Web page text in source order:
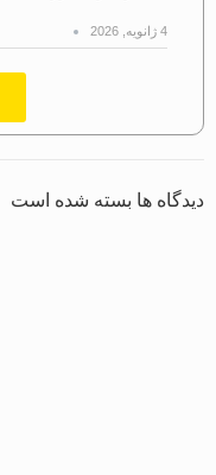
4 ژانویه, 2026
دیدگاه ها بسته شده است